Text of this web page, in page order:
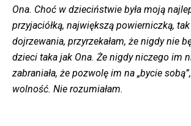
Ona. Choć w dzieciństwie była moją
przyjaciółką, największą powierniczką,
dojrzewania, przyrzekałam, że nigdy nie
dzieci taka jak Ona. Że nigdy niczego im
zabraniała, że pozwolę im na „bycie
wolność. Nie rozumiałam.